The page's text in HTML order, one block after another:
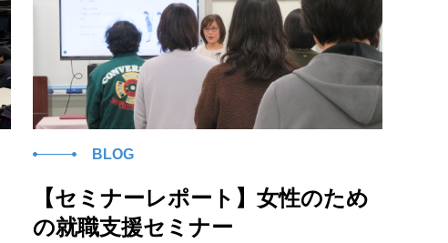
BLOG
【セミナーレポート】女性のため
の就職支援セミナー